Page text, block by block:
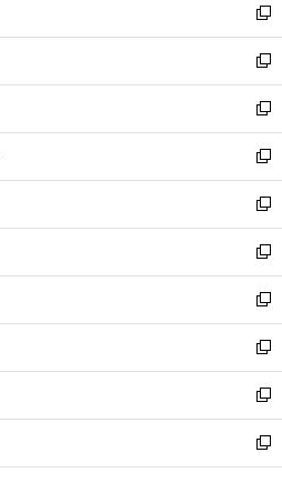
く
で
開
く
ド
ウ
で
開
く
ィ
ン
ド
ウ
で
開
く
新
し
い
ウ
ィ
ン
ド
ウ
で
開
く
新
し
い
ウ
ィ
ン
ド
ウ
で
開
く
新
し
い
ウ
ィ
ン
ド
ウ
で
開
く
新
し
い
ウ
ィ
ン
ド
ウ
で
開
く
新
し
い
ウ
ィ
ン
ド
ウ
で
開
く
新
し
い
ウ
ィ
ン
ド
ウ
で
開
新
し
い
ウ
ィ
ン
ド
ウ
新
し
い
ウ
ィ
ン
新
し
い
ウ
新
し